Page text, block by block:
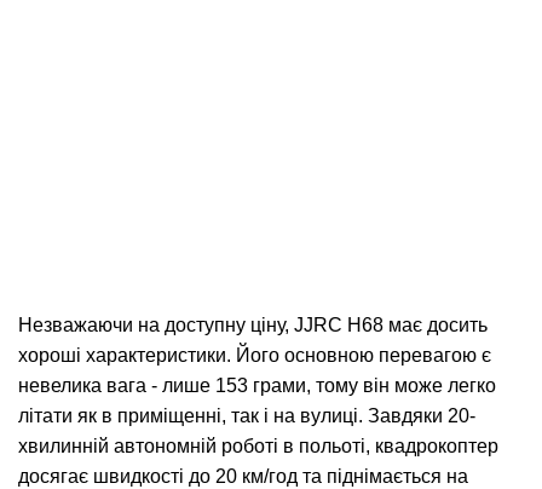
Незважаючи на доступну ціну, JJRC H68 має досить
хороші характеристики. Його основною перевагою є
невелика вага - лише 153 грами, тому він може легко
літати як в приміщенні, так і на вулиці. Завдяки 20-
хвилинній автономній роботі в польоті, квадрокоптер
досягає швидкості до 20 км/год та піднімається на